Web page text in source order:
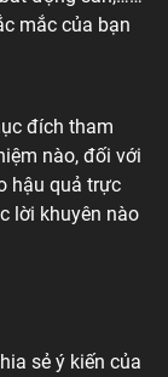
mắc của bạn
đích tham
nào, đối với
hậu quả trực
lời khuyên nào
sẻ ý kiến của